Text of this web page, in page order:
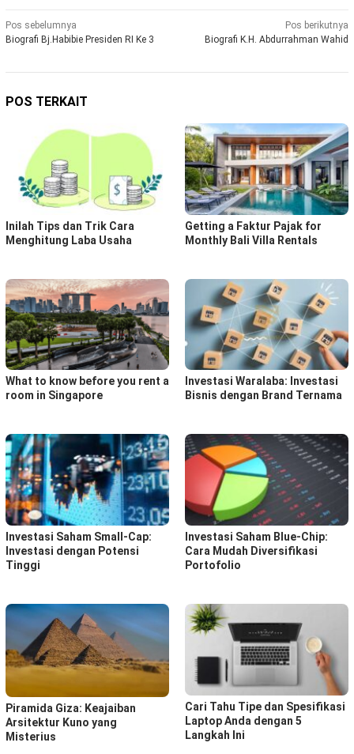
Navigasi
pos
Pos sebelumnya
Biografi Bj.Habibie Presiden RI Ke 3
Pos berikutnya
Biografi K.H. Abdurrahman Wahid
POS TERKAIT
Inilah Tips dan Trik Cara
Menghitung Laba Usaha
Getting a Faktur Pajak for
Monthly Bali Villa Rentals
What to know before you rent a
room in Singapore
Investasi Waralaba: Investasi
Bisnis dengan Brand Ternama
Investasi Saham Small-Cap:
Investasi dengan Potensi
Tinggi
Investasi Saham Blue-Chip:
Cara Mudah Diversifikasi
Portofolio
Piramida Giza: Keajaiban
Arsitektur Kuno yang
Misterius
Cari Tahu Tipe dan Spesifikasi
Laptop Anda dengan 5
Langkah Ini